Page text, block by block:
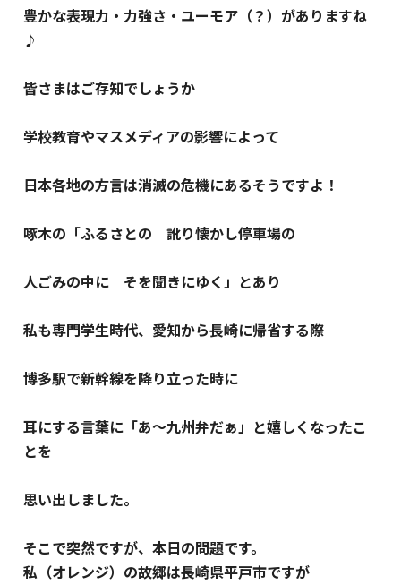
豊かな表現力・力強さ・ユーモア（？）がありますね
♪
皆さまはご存知でしょうか
学校教育やマスメディアの影響によって
日本各地の方言は消滅の危機にあるそうですよ！
啄木の「ふるさとの 訛り懐かし停車場の
人ごみの中に そを聞きにゆく」とあり
私も専門学生時代、愛知から長崎に帰省する際
博多駅で新幹線を降り立った時に
耳にする言葉に「あ～九州弁だぁ」と嬉しくなったこ
とを
思い出しました。
そこで突然ですが、本日の問題です。
私（オレンジ）の故郷は長崎県平戸市ですが